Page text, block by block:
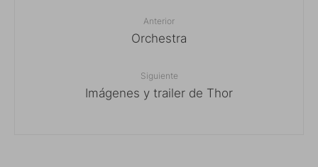
Anterior
Orchestra
Siguiente
Imágenes y trailer de Thor